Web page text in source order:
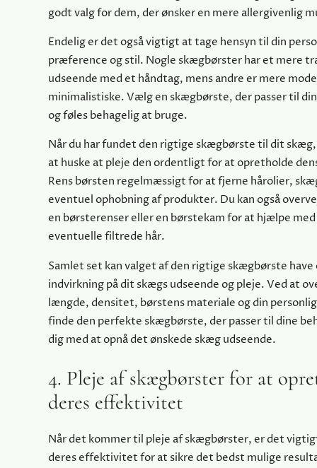
godt valg for dem, der ønsker en mere allergivenlig
Endelig er det også vigtigt at tage hensyn til din
præference og stil. Nogle skægbørster har et mere
udseende med et håndtag, mens andre er mere
minimalistiske. Vælg en skægbørste, der passer til
og føles behagelig at bruge.
Når du har fundet den rigtige skægbørste til dit
at huske at pleje den ordentligt for at opretholde
Rens børsten regelmæssigt for at fjerne hårolier,
eventuel ophobning af produkter. Du kan også
en børsterenser eller en børstekam for at hjælpe
eventuelle filtrede hår.
Samlet set kan valget af den rigtige skægbørste have
indvirkning på dit skægs udseende og pleje. Ved at
længde, densitet, børstens materiale og din
finde den perfekte skægbørste, der passer til dine
dig med at opnå det ønskede skæg udseende.
4. Pleje af skægbørster for at
deres effektivitet
Når det kommer til pleje af skægbørster, er det
deres effektivitet for at sikre det bedst mulige